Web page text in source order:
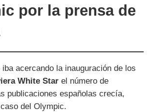
por la prensa de
acercando la inauguración de los
White Star el número de
publicaciones españolas crecía,
del Olympic.